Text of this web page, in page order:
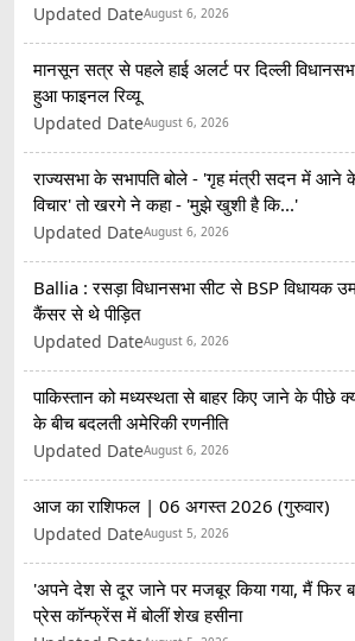
Updated DateAugust 6, 2026
मानसून सत्र से पहले हाई अलर्ट पर दिल्ली
हुआ फाइनल रिव्यू
Updated DateAugust 6, 2026
राज्यसभा के सभापति बोले - 'गृह मंत्री सदन में आने
विचार' तो खरगे ने कहा - 'मुझे खुशी है कि...'
Updated DateAugust 6, 2026
Ballia : रसड़ा विधानसभा सीट से BSP विधायक
कैंसर से थे पीड़ित
Updated DateAugust 6, 2026
पाकिस्तान को मध्यस्थता से बाहर किए जाने के पीछे
के बीच बदलती अमेरिकी रणनीति
Updated DateAugust 6, 2026
आज का राशिफल | 06 अगस्त 2026 (गुरुवार)
Updated DateAugust 5, 2026
'अपने देश से दूर जाने पर मजबूर किया गया, मैं फिर
प्रेस कॉन्फ्रेंस में बोलीं शेख हसीना